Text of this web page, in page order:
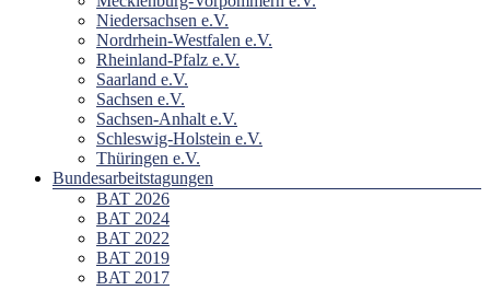
Niedersachsen e.V.
Nordrhein-Westfalen e.V.
Rheinland-Pfalz e.V.
Saarland e.V.
Sachsen e.V.
Sachsen-Anhalt e.V.
Schleswig-Holstein e.V.
Thüringen e.V.
Bundesarbeitstagungen
BAT 2026
BAT 2024
BAT 2022
BAT 2019
BAT 2017